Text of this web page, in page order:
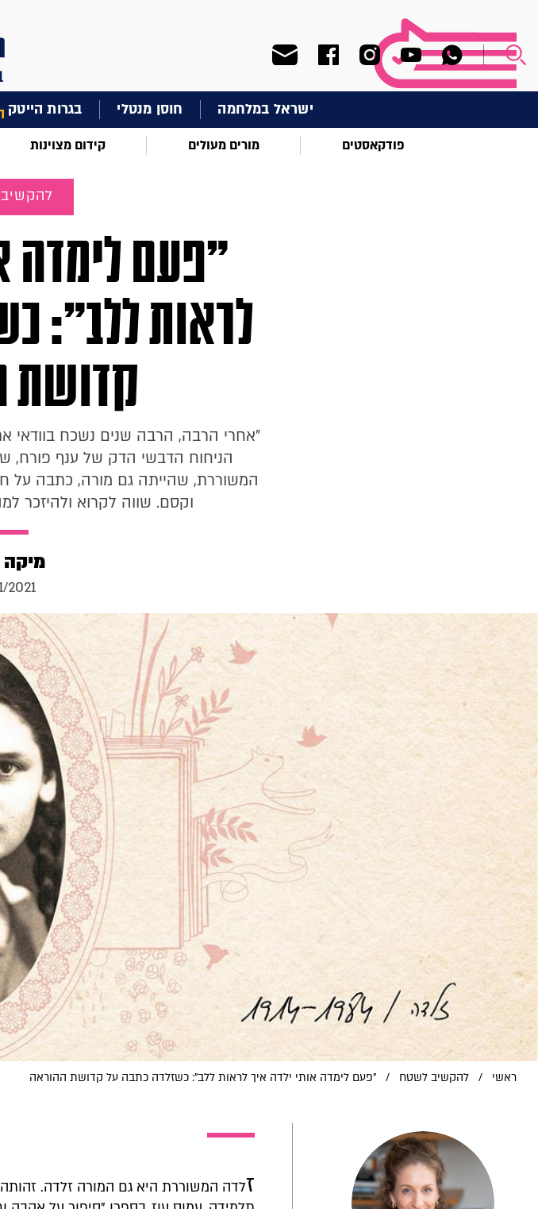
ישראל במלחמה חוסן מנטלי בגרות הייטק
פודקאסטים מורים מעולים קידום מצוינות
"פעם לימדה
לראות ללב":
קדושת
"אחרי הרבה, הרבה שנים נשכח בוודאי
הניחוח הדבשי הדק של ענף פורח,
המשוררת, שהייתה גם מורה, כתבה על
וקסם. שווה לקרוא ולהיזכר
מיקה
2021
ראשי / להקשיב לשטח / "פעם לימדה אותי ילדה איך לראות ללב": כשזלדה כתבה על קדושת ההוראה
זלדה המשוררת היא גם המורה זלדה.